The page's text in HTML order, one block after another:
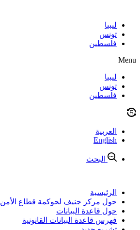
contentليبيا
تونس
فلسطين
Menu
ليبيا
تونس
فلسطين
العربية
English
البحث
الرئيسية
حول مركز جنيف لحوكمة قطاع الأمن
حول قاعدة البيانات
فهرس قاعدة البيانات القانونية